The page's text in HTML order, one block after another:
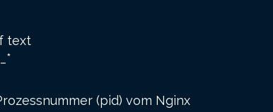
text
(pid) vom Nginx